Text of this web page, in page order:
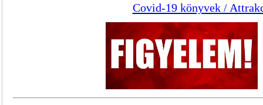
Covid-19 könyvek /